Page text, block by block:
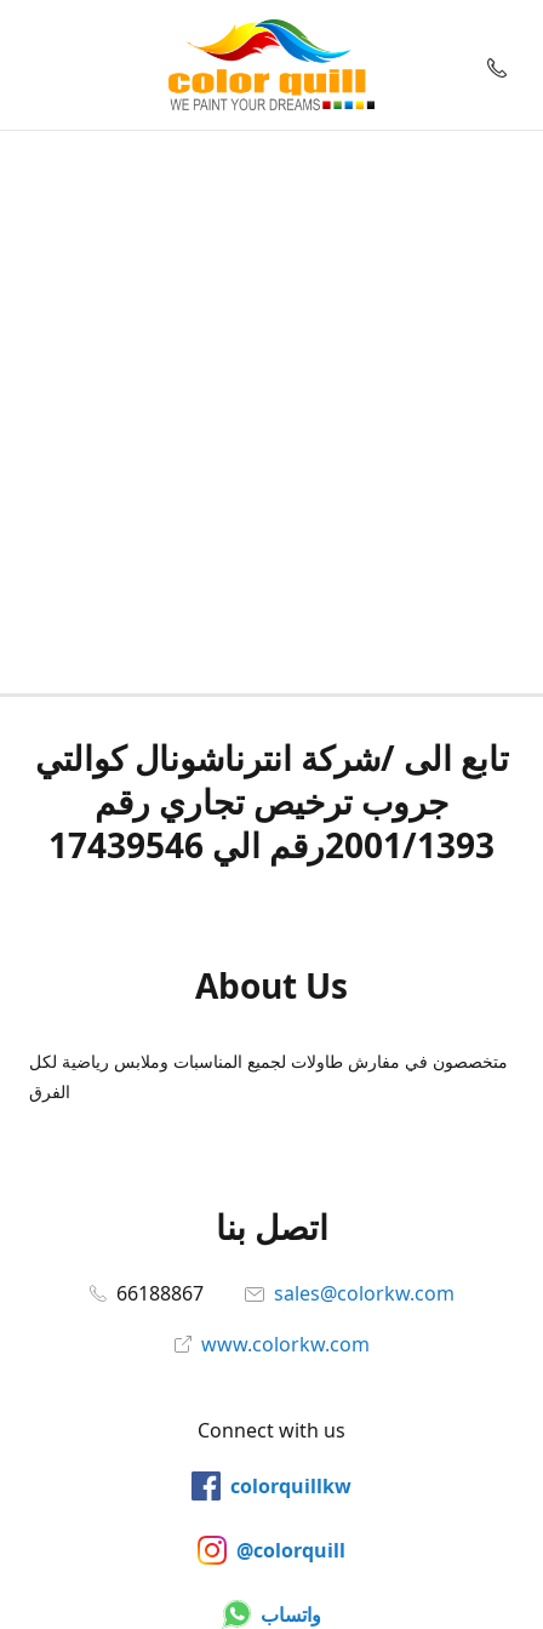
تابع الى /شركة انترناشونال كوالتي
جروب ترخيص تجاري رقم
2001/1393رقم الي 17439546
About Us
متخصصون في مفارش طاولات لجميع المناسبات وملابس رياضية لكل
الفرق
اتصل بنا
66188867
sales@colorkw.com
www.colorkw.com
Connect with us
colorquillkw
@colorquill
واتساب